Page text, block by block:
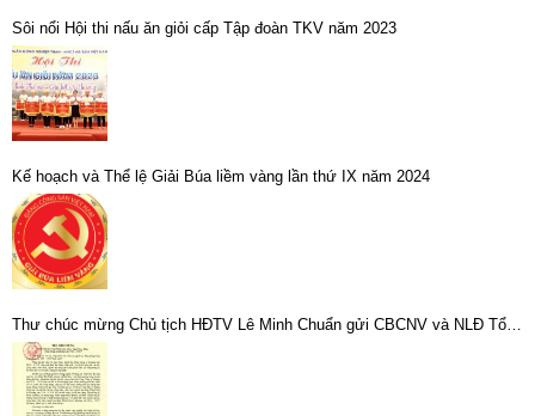
Sôi nổi Hội thi nấu ăn giỏi cấp Tập đoàn TKV năm 2023
Kế hoạch và Thể lệ Giải Búa liềm vàng lần thứ IX năm 2024
Thư chúc mừng Chủ tịch HĐTV Lê Minh Chuẩn gửi CBCNV và NLĐ Tổng
công ty Khoáng sản TKV – CTCP